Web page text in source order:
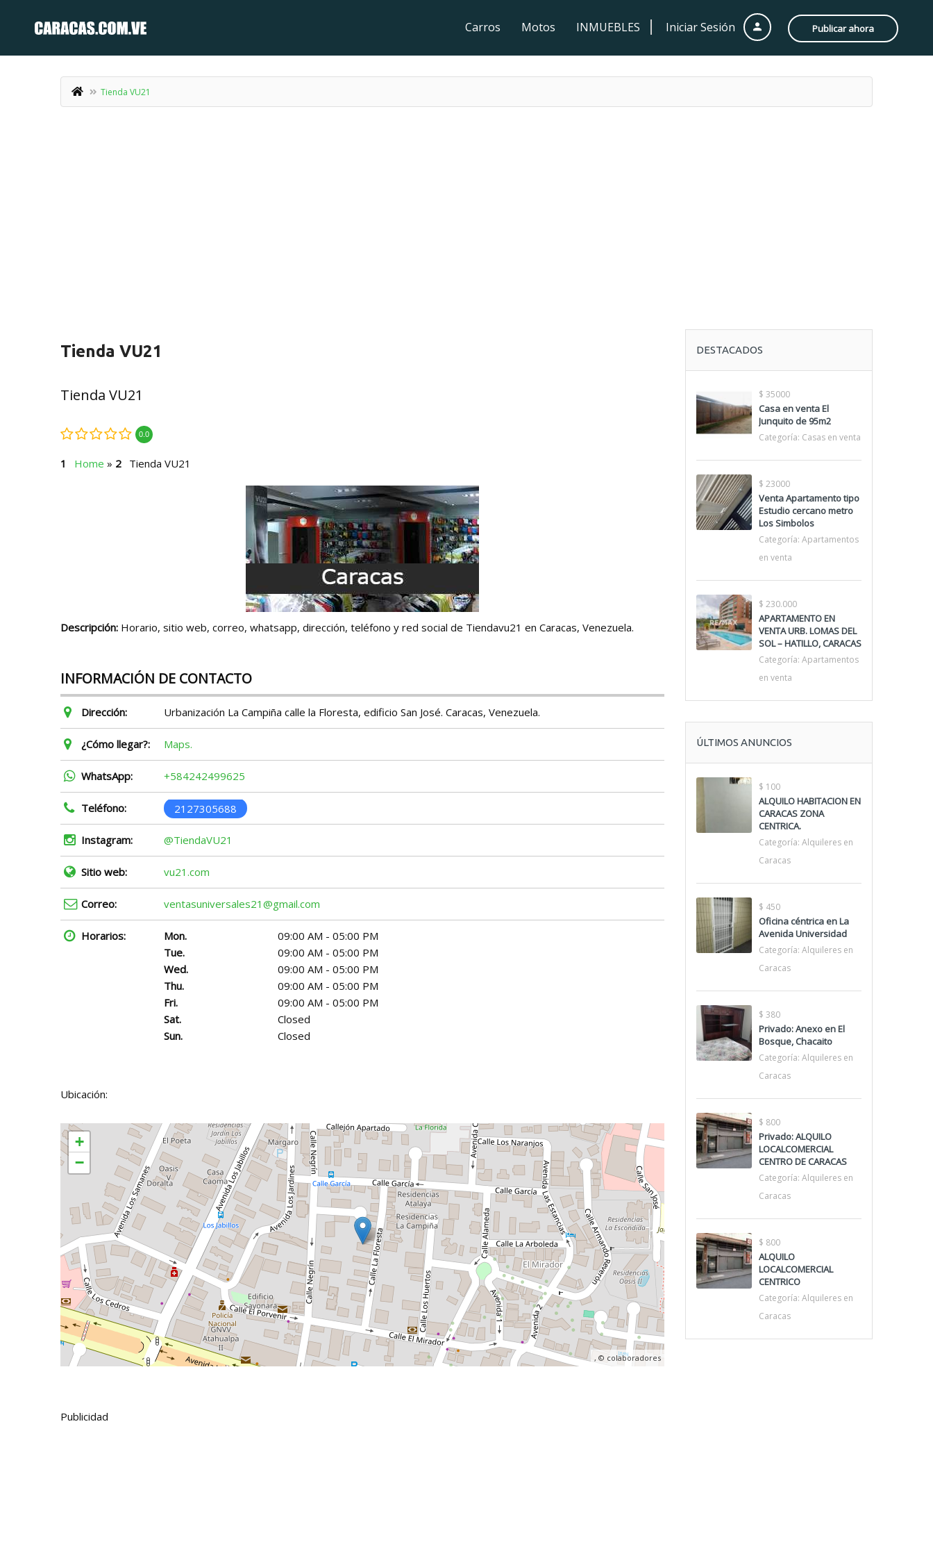
Iniciar Sesión Publicar ahora
Carros Motos INMUEBLES
Tienda VU21
Tienda VU21
Tienda VU21
0.0
Home » Tienda VU21
Descripción: Horario, sitio web, correo, whatsapp, dirección, teléfono y red social de Tiendavu21 en Caracas, Venezuela.
INFORMACIÓN DE CONTACTO
Dirección: Urbanización La Campiña calle la Floresta, edificio San José. Caracas, Venezuela.
¿Cómo llegar?: Maps.
WhatsApp: +584242499625
Teléfono: 2127305688
Instagram: @TiendaVU21
Sitio web: vu21.com
Correo: ventasuniversales21@gmail.com
Horarios: Mon.
09:00 AM - 05:00 PM
Tue.
09:00 AM - 05:00 PM
Wed.
09:00 AM - 05:00 PM
Thu.
09:00 AM - 05:00 PM
Fri.
09:00 AM - 05:00 PM
Sat.
Closed
Sun.
Closed
Ubicación:
+
−
, © colaboradores
Publicidad
DESTACADOS
$ 35000
Casa en venta El
Junquito de 95m2
Categoría: Casas en venta
$ 23000
Venta Apartamento tipo
Estudio cercano metro
Los Simbolos
Categoría: Apartamentos
en venta
$ 230.000
APARTAMENTO EN
VENTA URB. LOMAS DEL
SOL – HATILLO, CARACAS
Categoría: Apartamentos
en venta
ÚLTIMOS ANUNCIOS
$ 100
ALQUILO HABITACION EN
CARACAS ZONA
CENTRICA.
Categoría: Alquileres en
Caracas
$ 450
Oficina céntrica en La
Avenida Universidad
Categoría: Alquileres en
Caracas
$ 380
Privado: Anexo en El
Bosque, Chacaito
Categoría: Alquileres en
Caracas
$ 800
Privado: ALQUILO
LOCALCOMERCIAL
CENTRO DE CARACAS
Categoría: Alquileres en
Caracas
$ 800
ALQUILO
LOCALCOMERCIAL
CENTRICO
Categoría: Alquileres en
Caracas